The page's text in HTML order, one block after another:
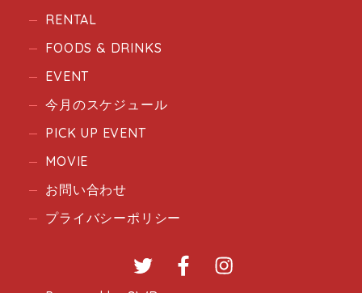
RENTAL
FOODS & DRINKS
EVENT
今月のスケジュール
PICK UP EVENT
MOVIE
お問い合わせ
プライバシーポリシー
Twitter Facebook